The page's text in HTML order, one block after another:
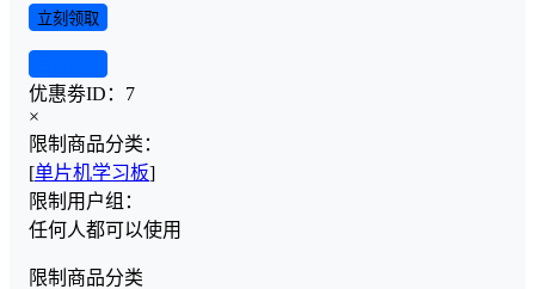
立刻领取
优惠劵ID： 7
×
限制商品分类：
[单片机学习板]
限制用户组：
任何人都可以使用
限制商品分类